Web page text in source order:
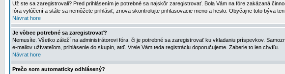
Už ste sa zaregistrovali? Pred prihlásením je potrebné sa najskôr zaregistrovať. Bola Vám na fóre zakázaná
fóra vylúčení a stále sa nemôžete prihlásiť, znova skontrolujte prihlasovacie meno a heslo. Obyčajne toto býva
Návrat hore
Je vôbec potrebné sa zaregistrovať?
Nemusíte. Všetko záleží na administrátorovi fóra, či je potrebné sa zaregistrovať ku vkladaniu príspevkov.
e-mailov užívateľom, prihlásenie do skupín, atď. Vrele Vám teda registráciu doporučujeme. Zaberie to len chvíľu.
Návrat hore
Prečo som automaticky odhlásený?